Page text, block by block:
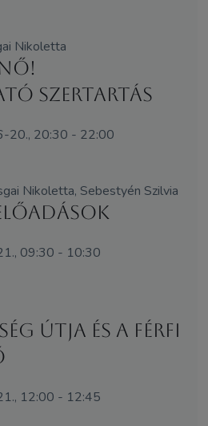
Nikoletta
Szertartás
20., 20:30 - 22:00
Nikoletta, Sebestyén Szilvia
09:30 - 10:30
útja és a férfi
12:00 - 12:45